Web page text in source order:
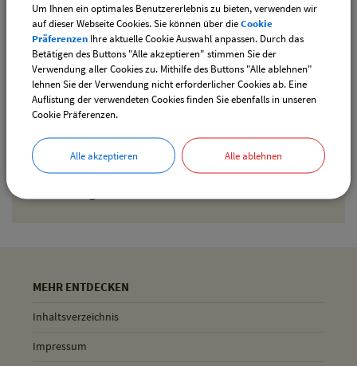
Gemeinde Pliening
Geltinger Str. 18
Den gewählten Termin als iCal-Kalenderdatei
downloaden
Drucken
MEHR ENTDECKEN
Inhaltsverzeichnis
Impressum
Um Ihnen ein optimales Benutzererlebnis zu bieten, verwenden wir
auf dieser Webseite Cookies. Sie können über dieCookie
Präferenzen Ihre aktuelle Cookie Auswahl anpassen. Durch das
Betätigen des Buttons "Alle akzeptieren" stimmen Sie der
Verwendung aller Cookies zu. Mithilfe des Buttons "Alle ablehnen"
lehnen Sie der Verwendung nicht erforderlicher Cookies ab. Eine
Auflistung der verwendeten Cookies finden Sie ebenfalls in unseren
Cookie Präferenzen.
Alle akzeptieren Alle ablehnen